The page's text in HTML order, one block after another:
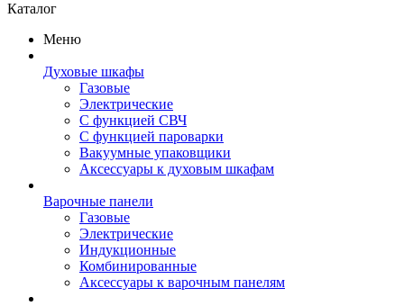
Каталог
Меню
Духовые шкафы
Газовые
Электрические
С функцией СВЧ
С функцией пароварки
Вакуумные упаковщики
Аксессуары к духовым шкафам
Варочные панели
Газовые
Электрические
Индукционные
Комбинированные
Аксессуары к варочным панелям